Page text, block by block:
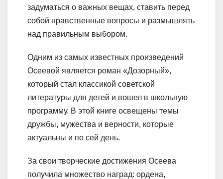
задуматься о важных вещах, ставить перед
собой нравственные вопросы и размышлять
над правильным выбором.
Одним из самых известных произведений
Осеевой является роман «Дозорный»,
который стал классикой советской
литературы для детей и вошел в школьную
программу. В этой книге освещены темы
дружбы, мужества и верности, которые
актуальны и по сей день.
За свои творческие достижения Осеева
получила множество наград: ордена,